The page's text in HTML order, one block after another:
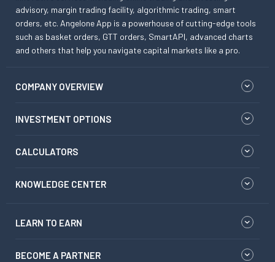
advisory, margin trading facility, algorithmic trading, smart
orders, etc. Angelone App is a powerhouse of cutting-edge tools
such as basket orders, GTT orders, SmartAPI, advanced charts
and others that help you navigate capital markets like a pro.
COMPANY OVERVIEW
INVESTMENT OPTIONS
CALCULATORS
KNOWLEDGE CENTER
LEARN TO EARN
BECOME A PARTNER